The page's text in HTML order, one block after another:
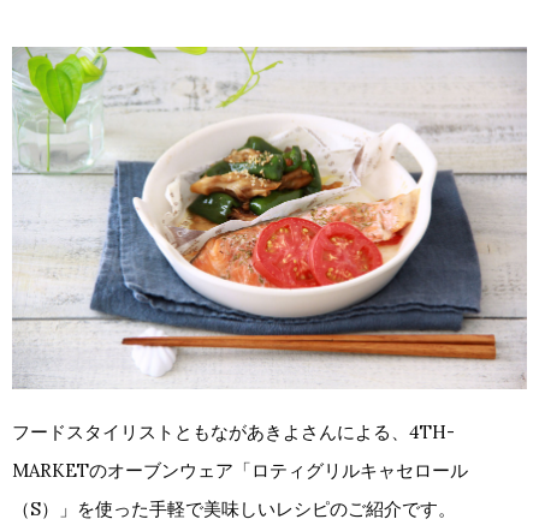
フードスタイリストともながあきよさんによる、4TH-
MARKETのオーブンウェア「ロティグリルキャセロール
（S）」を使った手軽で美味しいレシピのご紹介です。